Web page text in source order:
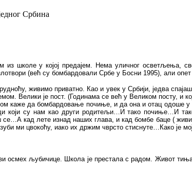
Србина
из школе у којој предајем. Нема уличног осветљења,
(већ су бомбардовали Србе у Босни 1995), али
живимо приватно. Као и увек у Србији, једва
Велики је пост. (Годинама се већ у Великом посту, и
каже да бомбардовање почиње, и да она и отац одоше
који су нам као други родитељи…И тако почиње…И
кад лете изнад наших глава, и кад бомбе баце (
ми цвокоћу, иако их држим чврсто стиснуте…Како је
осмех љубичице. Школа је престала с радом. Живот